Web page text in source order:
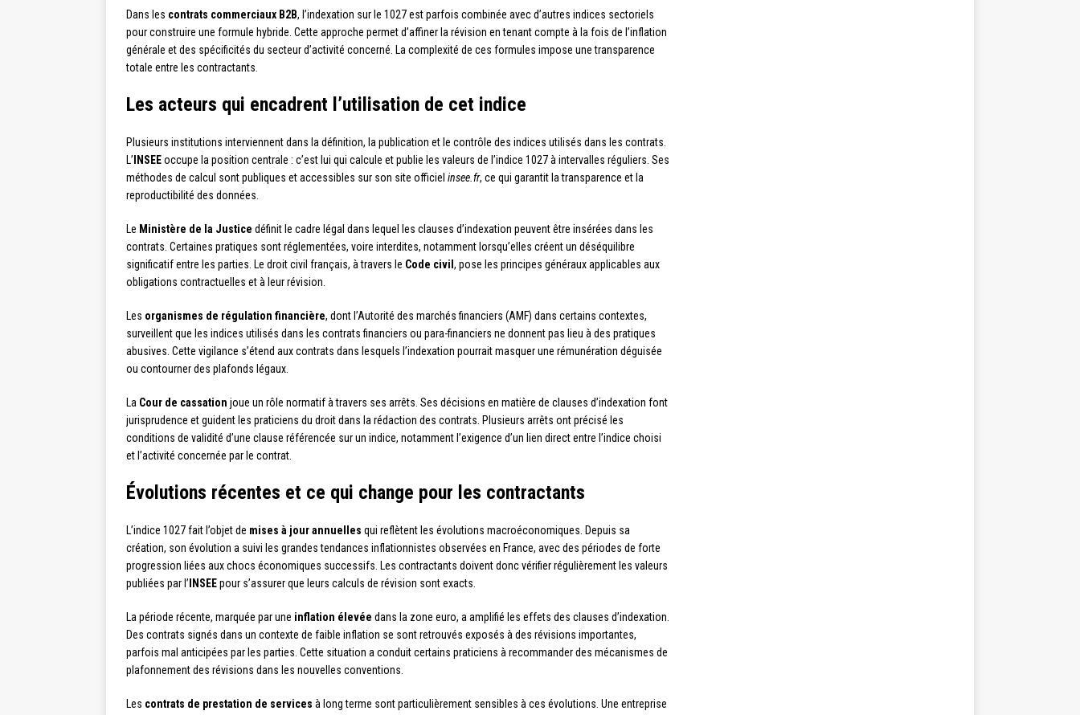
Dans les contrats commerciaux B2B, l’indexation sur le 1027 est parfois combinée avec d’autres indices sectoriels
pour construire une formule hybride. Cette approche permet d’affiner la révision en tenant compte à la fois de l’inflation
générale et des spécificités du secteur d’activité concerné. La complexité de ces formules impose une transparence
totale entre les contractants.
Les acteurs qui encadrent l’utilisation de cet indice
Plusieurs institutions interviennent dans la définition, la publication et le contrôle des indices utilisés dans les contrats.
L’ INSEEoccupe la position centrale : c’est lui qui calcule et publie les valeurs de l’indice 1027 à intervalles réguliers. Ses
méthodes de calcul sont publiques et accessibles sur son site officiel insee.fr, ce qui garantit la transparence et la
reproductibilité des données.
Le Ministère de la Justice définit le cadre légal dans lequel les clauses d’indexation peuvent être insérées dans les
contrats. Certaines pratiques sont réglementées, voire interdites, notamment lorsqu’elles créent un déséquilibre
significatif entre les parties. Le droit civil français, à travers le Code civil , pose les principes généraux applicables aux
obligations contractuelles et à leur révision.
Les organismes de régulation financière, dont l’Autorité des marchés financiers (AMF) dans certains contextes,
surveillent que les indices utilisés dans les contrats financiers ou para-financiers ne donnent pas lieu à des pratiques
abusives. Cette vigilance s’étend aux contrats dans lesquels l’indexation pourrait masquer une rémunération déguisée
ou contourner des plafonds légaux.
La Cour de cassation joue un rôle normatif à travers ses arrêts. Ses décisions en matière de clauses d’indexation font
jurisprudence et guident les praticiens du droit dans la rédaction des contrats. Plusieurs arrêts ont précisé les
conditions de validité d’une clause référencée sur un indice, notamment l’exigence d’un lien direct entre l’indice choisi
et l’activité concernée par le contrat.
Évolutions récentes et ce qui change pour les contractants
L’indice 1027 fait l’objet de mises à jour annuelles qui reflètent les évolutions macroéconomiques. Depuis sa
création, son évolution a suivi les grandes tendances inflationnistes observées en France, avec des périodes de forte
progression liées aux chocs économiques successifs. Les contractants doivent donc vérifier régulièrement les valeurs
publiées par l’ INSEEpour s’assurer que leurs calculs de révision sont exacts.
La période récente, marquée par une inflation élevée dans la zone euro, a amplifié les effets des clauses d’indexation.
Des contrats signés dans un contexte de faible inflation se sont retrouvés exposés à des révisions importantes,
parfois mal anticipées par les parties. Cette situation a conduit certains praticiens à recommander des mécanismes de
plafonnement des révisions dans les nouvelles conventions.
Les contrats de prestation de services à long terme sont particulièrement sensibles à ces évolutions. Une entreprise